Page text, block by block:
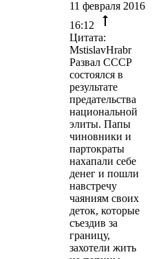
11 февраля 2016
16:12
Цитата:
MstislavHrabr
Развал СССР
состоялся в
результате
предательства
национальной
элиты. Папы
чиновники и
партократы
нахапали себе
денег и пошли
навстречу
чаяниям своих
деток, которые
съездив за
границу,
захотели жить